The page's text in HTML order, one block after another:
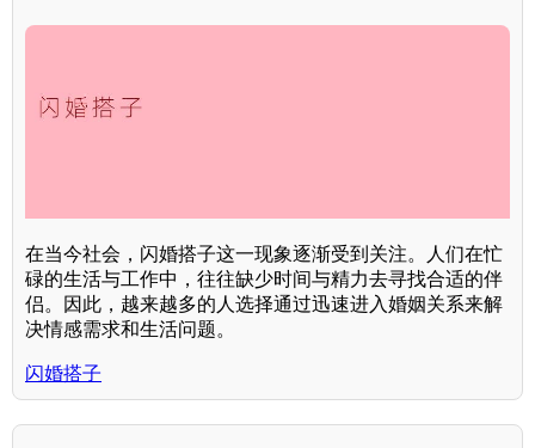
在当今社会，闪婚搭子这一现象逐渐受到关注。人们在忙
碌的生活与工作中，往往缺少时间与精力去寻找合适的伴
侣。因此，越来越多的人选择通过迅速进入婚姻关系来解
决情感需求和生活问题。
闪婚搭子